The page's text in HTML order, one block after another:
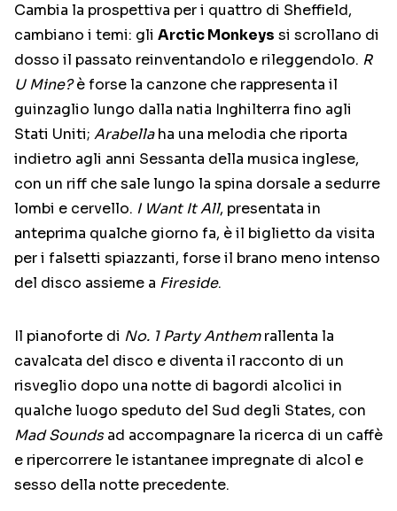
Cambia la prospettiva per i quattro di Sheffield,
cambiano i temi: gli Arctic Monkeys si scrollano di
dosso il passato reinventandolo e rileggendolo. R
U Mine?è forse la canzone che rappresenta il
guinzaglio lungo dalla natia Inghilterra fino agli
Stati Uniti; Arabellaha una melodia che riporta
indietro agli anni Sessanta della musica inglese,
con un riff che sale lungo la spina dorsale a sedurre
lombi e cervello. I Want It All, presentata in
anteprima qualche giorno fa, è il biglietto da visita
per i falsetti spiazzanti, forse il brano meno intenso
del disco assieme a Fireside.
Il pianoforte di No. 1 Party Anthemrallenta la
cavalcata del disco e diventa il racconto di un
risveglio dopo una notte di bagordi alcolici in
qualche luogo speduto del Sud degli States, con
Mad Soundsad accompagnare la ricerca di un caffè
e ripercorrere le istantanee impregnate di alcol e
sesso della notte precedente.